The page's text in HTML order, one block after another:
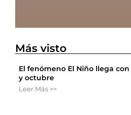
Más visto
El fenómeno El Niño llega
y octubre
Leer Más >>